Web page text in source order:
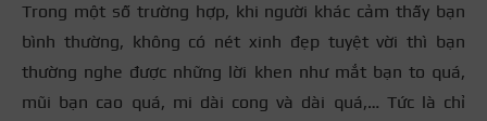
Trong một số trường hợp, khi người khác cảm thấy bạn
bình thường, không có nét xinh đẹp tuyệt vời thì bạn
thường nghe được những lời khen như mắt bạn to quá,
mũi bạn cao quá, mi dài cong và dài quá,… Tức là chỉ